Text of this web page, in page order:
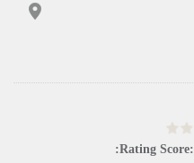
Rating Score: